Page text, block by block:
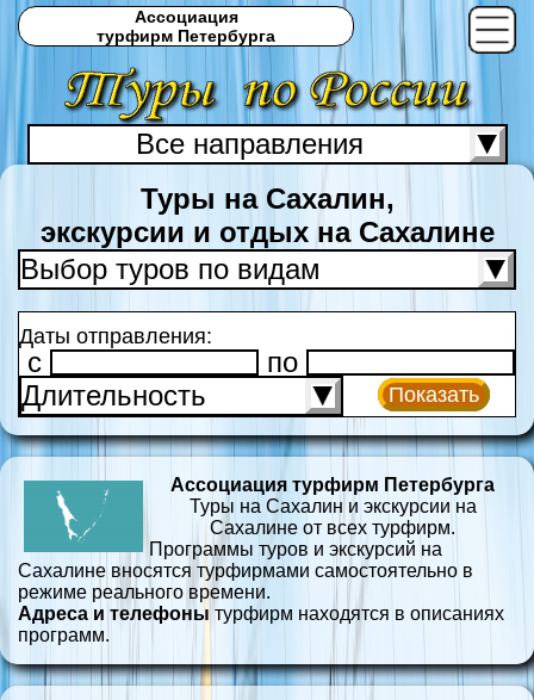
Ассоциация
турфирм Петербурга
Все направления
Туры на Сахалин,
экскурсии и отдых на Сахалине
Выбор туров по видам
Даты отправления:
c
по
Длительность
Показать
Ассоциация турфирм Петербурга
Туры на Сахалин и экскурсии на
Сахалине от всех турфирм.
Программы туров и экскурсий на
Сахалине вносятся турфирмами самостоятельно в
режиме реального времени.
Адреса и телефоны турфирм находятся в описаниях
программ.